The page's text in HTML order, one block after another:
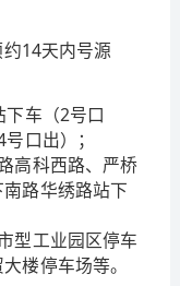
，住院人次数1
，门诊手术操作
名，硕士生导
博士点、35个硕
究中心、视觉健
工程（上海）国
研究中心、教育
。拥有上海市组
学重点实验室、
14天内号源
下车（2号口
口出）；
高科西路、严桥
路华绣路站下
型工业园区停车
楼停车场等。